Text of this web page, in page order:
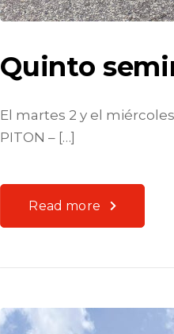
Quinto
El martes 2 y el
PITON – […]
Read more